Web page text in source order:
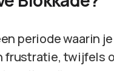
periode waarin
frustratie, twijfels